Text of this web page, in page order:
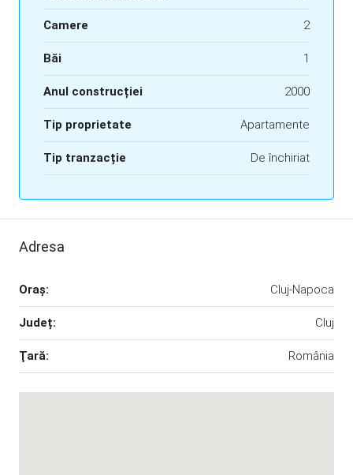
Camere 2
Băi 1
Anul construcției 2000
Tip proprietate Apartamente
Tip tranzacție De închiriat
Adresa
Oraş: Cluj-Napoca
Județ: Cluj
Ţară: România